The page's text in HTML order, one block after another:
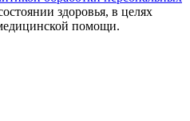
здоровья, в целях
помощи.